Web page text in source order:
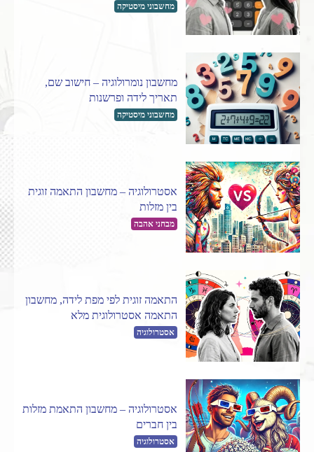
מחשבוני מיסטיקה
מחשבון נומרולוגיה – חישוב שם,
תאריך לידה ופרשנות
מחשבוני מיסטיקה
אסטרולוגיה – מחשבון התאמה זוגית
בין מזלות
מבחני אהבה
התאמה זוגית לפי מפת לידה, מחשבון
התאמה אסטרולוגית מלא
אסטרולוגיה
אסטרולוגיה – מחשבון התאמת מזלות
בין חברים
אסטרולוגיה